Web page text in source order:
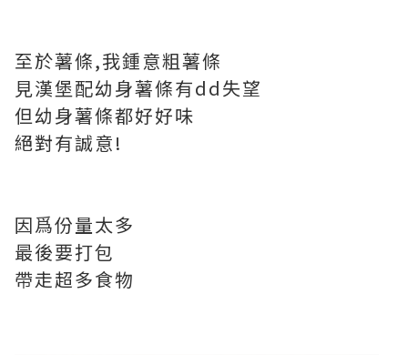
至於薯條,我鍾意粗薯條
見漢堡配幼身薯條有dd失望
但幼身薯條都好好味
絕對有誠意!
因爲份量太多
最後要打包
帶走超多食物